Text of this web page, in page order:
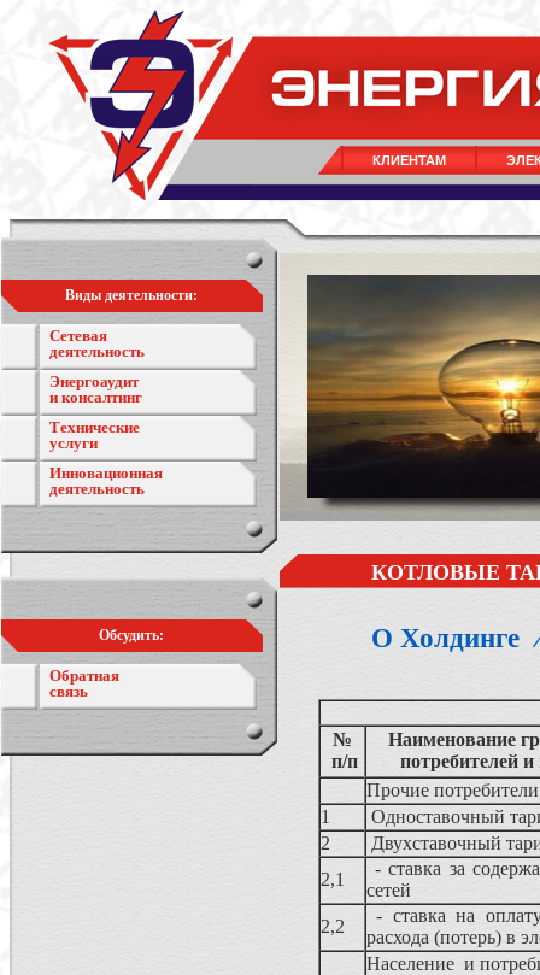
КЛИЕНТАМ
Виды деятельности:
Сетевая
деятельность
Энергоаудит
и консалтинг
Технические
услуги
Инновационная
деятельность
Обсудить:
Обратная
связь
КОТЛОВЫЕ
О Холдинге
№
п/п
Наименование
потребителей
Прочие
1
Одноставочный
2
Двухставочный
2,1
- ставка за
сетей
2,2
- ставка на
расхода (потерь) в
Население и